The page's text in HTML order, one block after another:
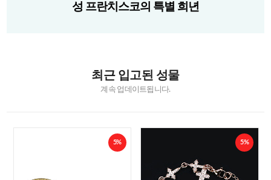
성 프란치스코의 특별 희년
최근 입고된 성물
계속 업데이트됩니다.
5% 5%